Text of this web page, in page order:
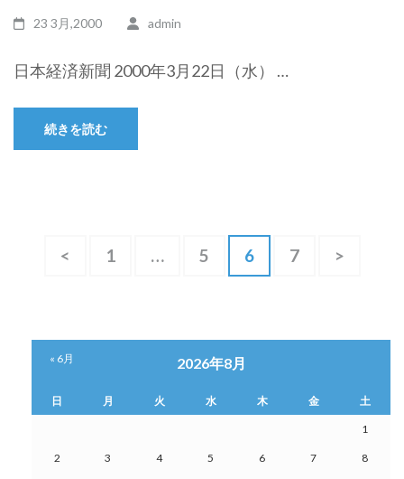
23 3月,2000 admin
日本経済新聞 2000年3月22日（水） …
続きを読む
<
固
1 …
固
ジ
5
固
定
ジ
6
固
7 >
2026年8月
日 月 火 水 木 金 土
1
2 3 4 5 6 7 8
« 6月